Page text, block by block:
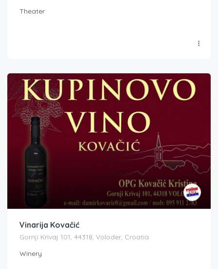
Theater
Vinarija Kovačić
Gornji Krivaj 101, 44318, Voloder, Croatia
Winery